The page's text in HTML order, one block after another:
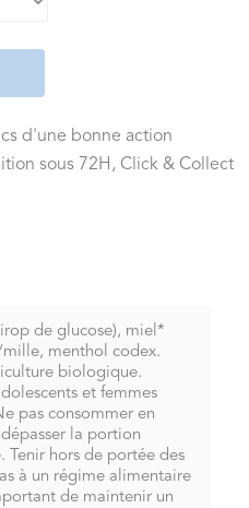
d'une bonne action
sous 72H, Click & Collect
de glucose), miel*
menthol codex.
biologique.
et femmes
pas consommer en
la portion
Tenir hors de portée des
à un régime alimentaire
de maintenir un